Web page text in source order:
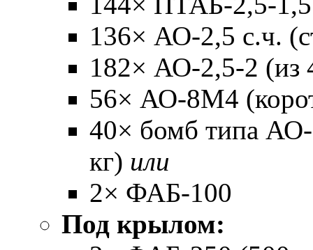
136× АО-2,5 с.ч.
182× АО-2,5-2 (из
56× АО-8М4
40× бомб типа АО-
кг) или
2× ФАБ-100
Под крылом: